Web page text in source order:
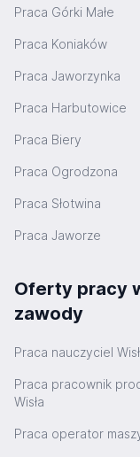
Praca Górki Małe
Praca Koniaków
Praca Jaworzynka
Praca Harbutowice
Praca Biery
Praca Ogrodzona
Praca Słotwina
Praca Jaworze
Oferty pracy
zawody
Praca nauczyciel
Praca pracownik
Wisła
Praca operator